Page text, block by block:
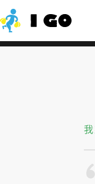
我來幫您
舊雨
類錯誤